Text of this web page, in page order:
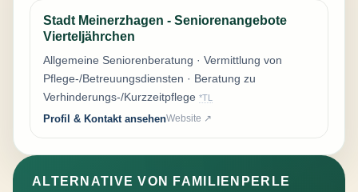
Stadt Meinerzhagen - Seniorenangebote
Vierteljährchen
Allgemeine Seniorenberatung · Vermittlung von
Pflege-/Betreuungsdiensten · Beratung zu
Verhinderungs-/Kurzzeitpflege *TL
Profil & Kontakt ansehenWebsite ↗
ALTERNATIVE VON FAMILIENPERLE